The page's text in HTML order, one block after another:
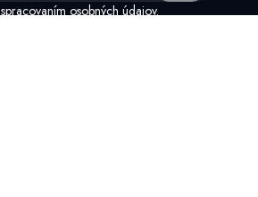
spracovaním osobných údajov.